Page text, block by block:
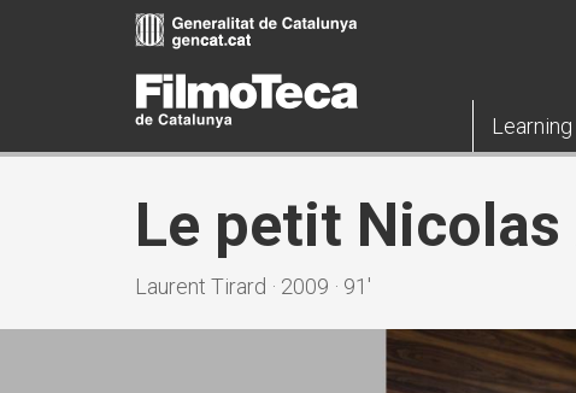
Learning
Le petit Nicolas
Laurent Tirard · 2009 · 91'